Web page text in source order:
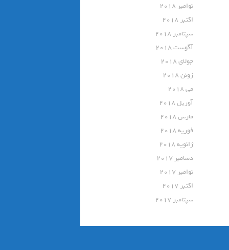
نوامبر 2018
اکتبر 2018
سپتامبر 2018
آگوست 2018
جولای 2018
ژوئن 2018
می 2018
آوریل 2018
مارس 2018
فوریه 2018
ژانویه 2018
دسامبر 2017
نوامبر 2017
اکتبر 2017
سپتامبر 2017